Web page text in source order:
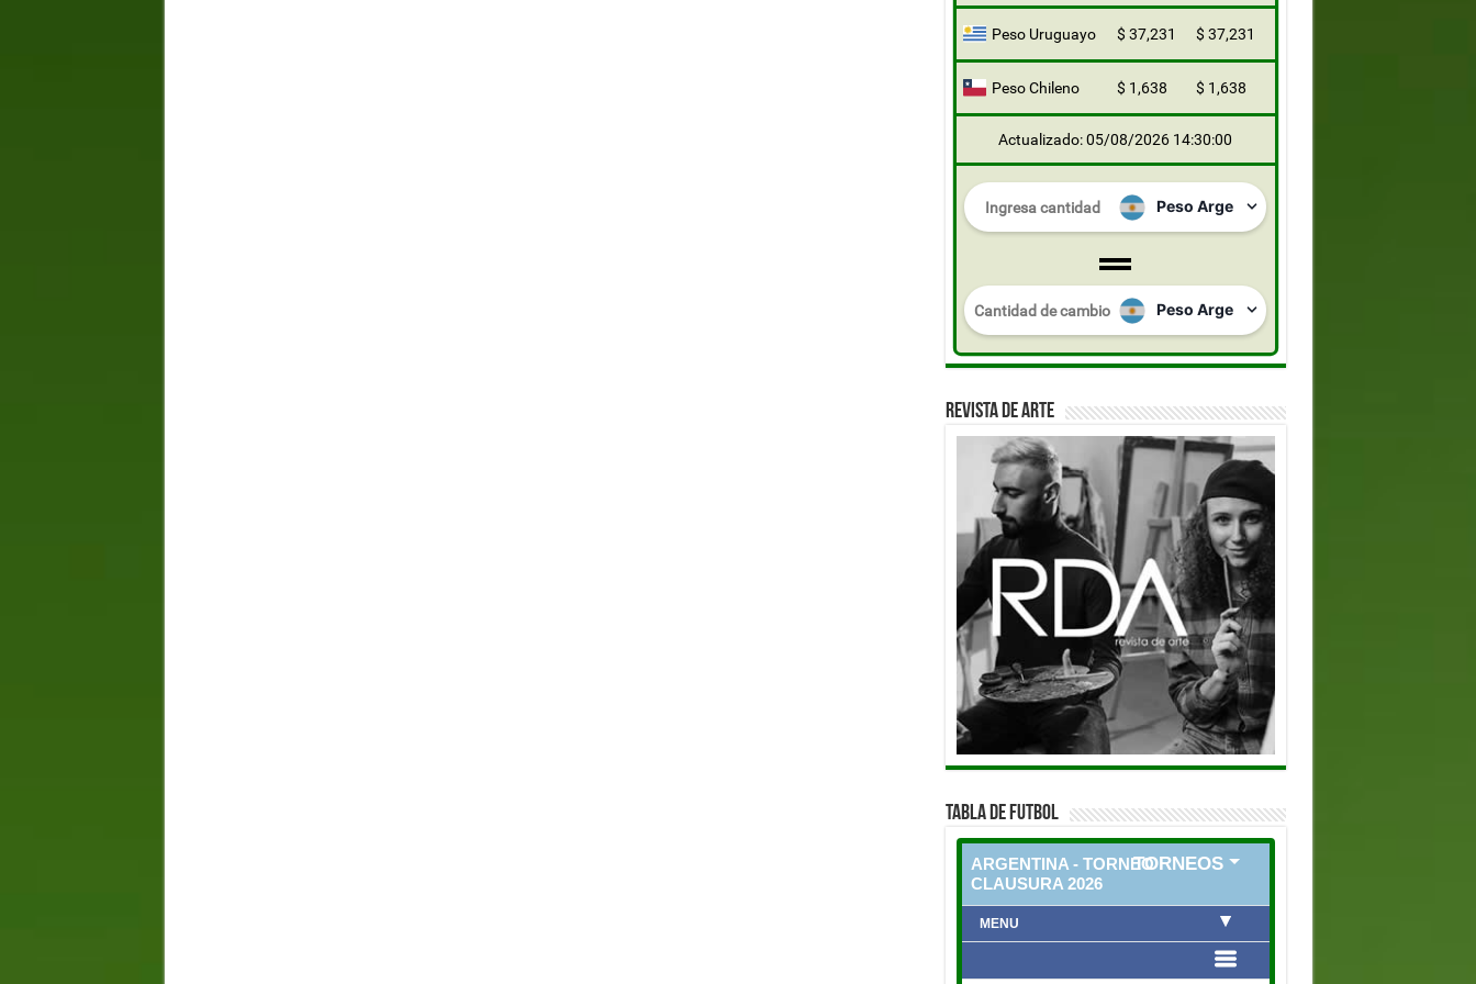
Peso Uruguayo $ 37,231 $ 37,231
Peso Chileno $ 1,638 $ 1,638
Actualizado: 05/08/2026 14:30:00
REVISTA DE ARTE
TABLA DE FUTBOL